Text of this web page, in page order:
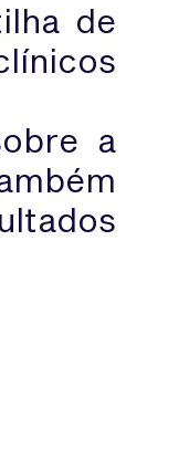
de
a